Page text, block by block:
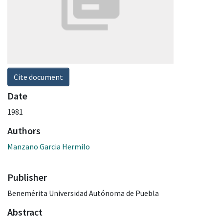
Cite document
Date
1981
Authors
Manzano Garcia Hermilo
Publisher
Benemérita Universidad Autónoma de Puebla
Abstract